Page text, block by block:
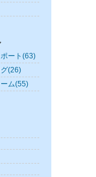
ート(63)
(26)
ム(55)